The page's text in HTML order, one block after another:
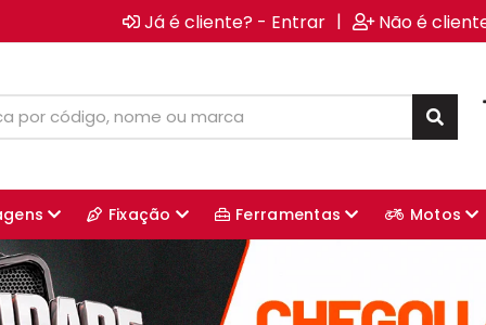
Já é cliente? - Entrar | Não é
Fixação Ferramentas Motos